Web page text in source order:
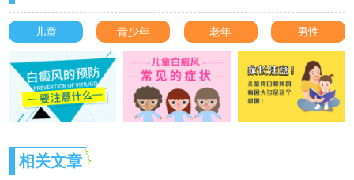
儿童 青少年 老年 男性
相关文章